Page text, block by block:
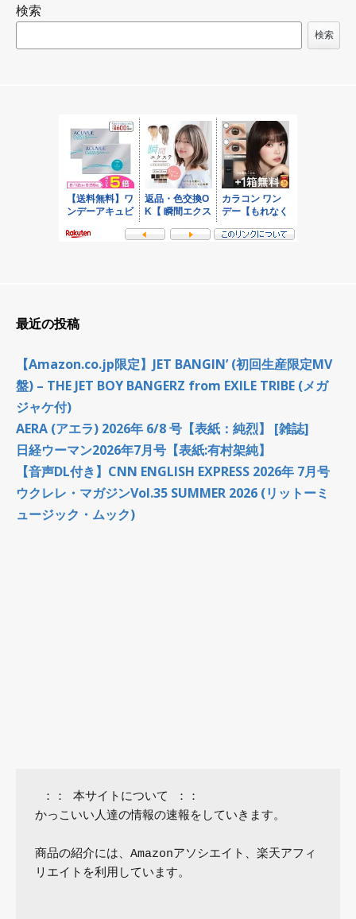
シ
検索
検索
最近の投稿
【Amazon.co.jp限定】JET BANGIN’ (初回生産限定MV
盤) – THE JET BOY BANGERZ from EXILE TRIBE (メガ
ジャケ付)
AERA (アエラ) 2026年 6/8 号【表紙：純烈】 [雑誌]
日経ウーマン2026年7月号【表紙:有村架純】
【音声DL付き】CNN ENGLISH EXPRESS 2026年 7月号
ウクレレ・マガジンVol.35 SUMMER 2026 (リットーミ
ュージック・ムック)
かっこいい人達の情報の速報をしていきます。
商品の紹介には、Amazonアソシエイト、楽天アフィ
リエイトを利用しています。